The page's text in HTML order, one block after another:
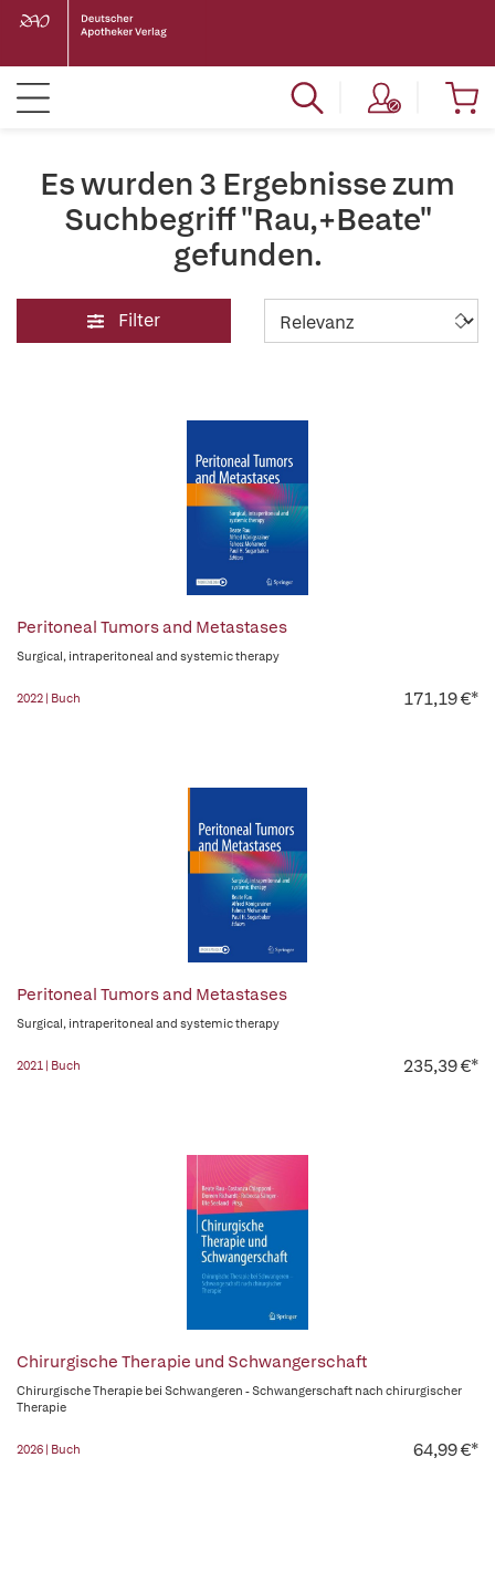
Es wurden 3 Ergebnisse zum
Suchbegriff "Rau,+Beate"
gefunden.
Filter
Peritoneal Tumors and Metastases
Surgical, intraperitoneal and systemic therapy
2022 | Buch 171,19 €*
Peritoneal Tumors and Metastases
Surgical, intraperitoneal and systemic therapy
2021 | Buch 235,39 €*
Chirurgische Therapie und Schwangerschaft
Chirurgische Therapie bei Schwangeren - Schwangerschaft nach chirurgischer
Therapie
2026 | Buch 64,99 €*